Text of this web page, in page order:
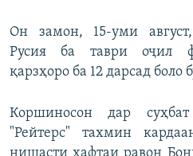
Он замон, 15-уми
Русия ба таври оҷил
қарзҳоро ба 12 дарсад боло
Коршиносон дар
"Рейтерс" тахмин